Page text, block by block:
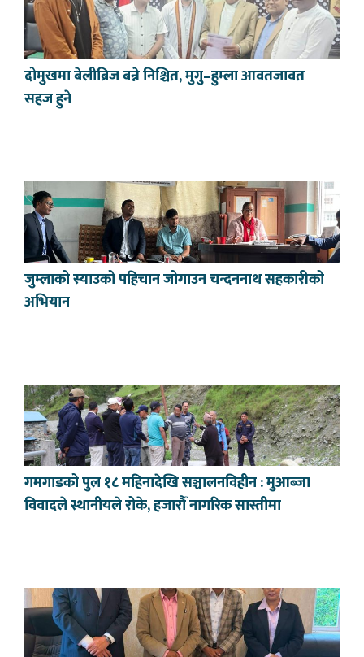
दोमुखमा बेलीब्रिज बन्ने निश्चित, मुगु–हुम्ला आवतजावत
सहज हुने
जुम्लाको स्याउको पहिचान जोगाउन चन्दननाथ सहकारीको
अभियान
गमगाडको पुल १८ महिनादेखि सञ्चालनविहीन : मुआब्जा
विवादले स्थानीयले रोके, हजारौँ नागरिक सास्तीमा